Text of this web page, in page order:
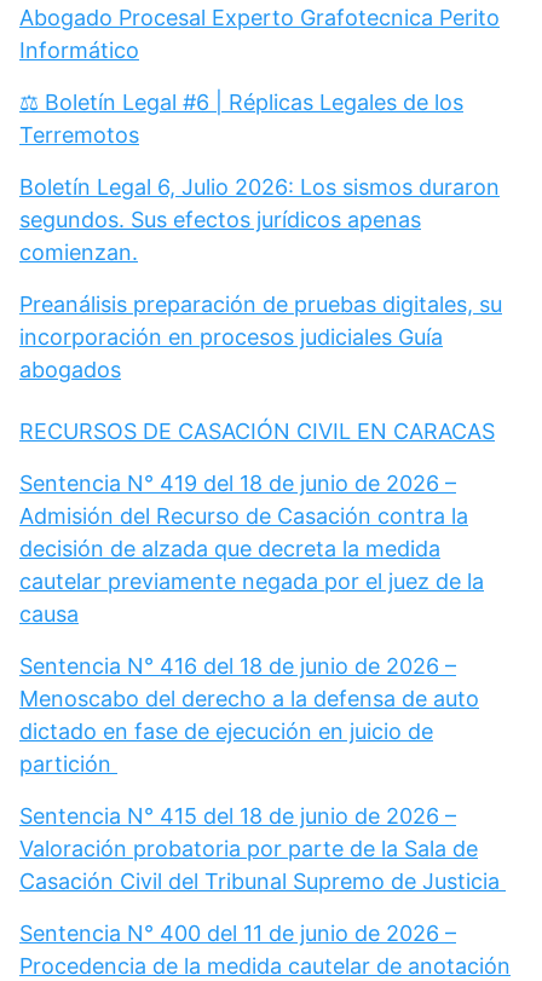
Abogado Procesal Experto Grafotecnica Perito
Informático
⚖️ Boletín Legal #6 | Réplicas Legales de los
Terremotos
Boletín Legal 6, Julio 2026: Los sismos duraron
segundos. Sus efectos jurídicos apenas
comienzan.
Preanálisis preparación de pruebas digitales, su
incorporación en procesos judiciales Guía
abogados
RECURSOS DE CASACIÓN CIVIL EN CARACAS
Sentencia N° 419 del 18 de junio de 2026 –
Admisión del Recurso de Casación contra la
decisión de alzada que decreta la medida
cautelar previamente negada por el juez de la
causa
Sentencia N° 416 del 18 de junio de 2026 –
Menoscabo del derecho a la defensa de auto
dictado en fase de ejecución en juicio de
partición
Sentencia N° 415 del 18 de junio de 2026 –
Valoración probatoria por parte de la Sala de
Casación Civil del Tribunal Supremo de Justicia
Sentencia N° 400 del 11 de junio de 2026 –
Procedencia de la medida cautelar de anotación